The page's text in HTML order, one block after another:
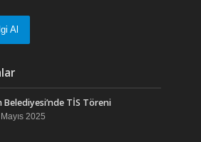
Al
Belediyesi’nde TİS Töreni
2025